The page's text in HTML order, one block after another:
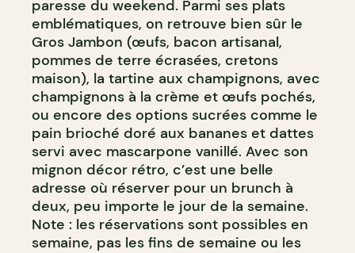
paresse du weekend. Parmi ses plats
emblématiques, on retrouve bien sûr le
Gros Jambon (œufs, bacon artisanal,
pommes de terre écrasées, cretons
maison), la tartine aux champignons, avec
champignons à la crème et œufs pochés,
ou encore des options sucrées comme le
pain brioché doré aux bananes et dattes
servi avec mascarpone vanillé. Avec son
mignon décor rétro, c’est une belle
adresse où réserver pour un brunch à
deux, peu importe le jour de la semaine.
Note : les réservations sont possibles en
semaine, pas les fins de semaine ou les